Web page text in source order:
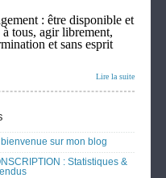
: être disponible et
à tous, agir librement,
et sans esprit
Lire la suite
sur mon blog
: Statistiques &